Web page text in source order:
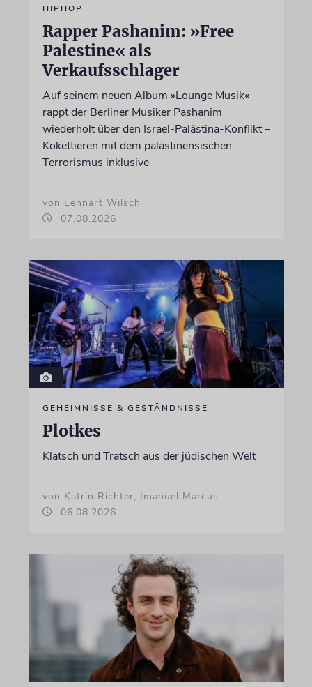
HIPHOP
Rapper Pashanim: »Free
Palestine« als
Verkaufsschlager
Auf seinem neuen Album »Lounge Musik«
rappt der Berliner Musiker Pashanim
wiederholt über den Israel-Palästina-Konflikt –
Kokettieren mit dem palästinensischen
Terrorismus inklusive
von Lennart Wilsch
07.08.2026
GEHEIMNISSE & GESTÄNDNISSE
Plotkes
Klatsch und Tratsch aus der jüdischen Welt
von Katrin Richter, Imanuel Marcus
06.08.2026